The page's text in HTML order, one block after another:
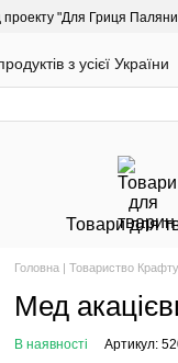
проекту "Для Гриця
з усієї України
Товари для
Головна | Товариство Крафту
Мед
В наявності Артикул: